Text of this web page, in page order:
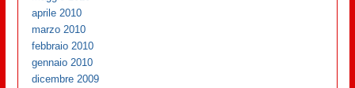
aprile 2010
marzo 2010
febbraio 2010
gennaio 2010
dicembre 2009